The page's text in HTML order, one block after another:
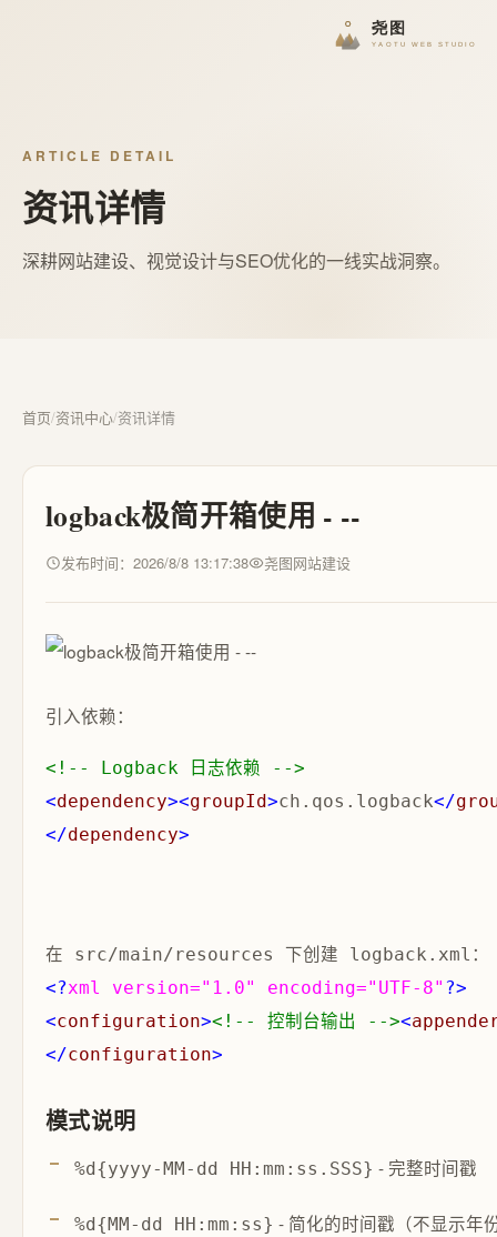
ARTICLE DETAIL
资讯详情
深耕网站建设、视觉设计与SEO优化的一线实战洞察。
首页/资讯中心/资讯详情
logback极简开箱使用 - --
发布时间：2026/8/8 13:17:38 尧图网站建设
引入依赖：
<!-- Logback 日志依赖
-->
<dependency><groupId>ch.qos.logback</
</dependency>
在 src/main/resources 下创建 logback.xml ：
<?xml version="1.0" encoding="UTF-8" ?>
<configuration><!-- 控制台输出 --><
</configuration>
模式说明
%d{yyyy-MM-dd HH:mm:ss.SSS} - 完整时间戳
%d{MM-dd HH:mm:ss} - 简化的时间戳（不显示年